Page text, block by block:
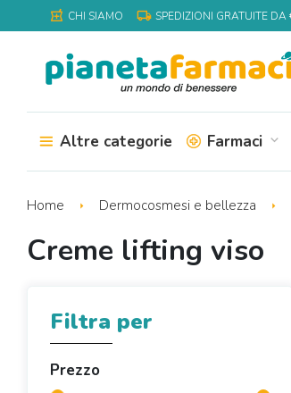
local_pharmacy CHI SIAMO local_shipping SPEDIZIONI GRATUITE DA
Altre categorie Farmaci expand_more
Home Dermocosmesi e bellezza
Creme lifting viso
Filtra per
Prezzo